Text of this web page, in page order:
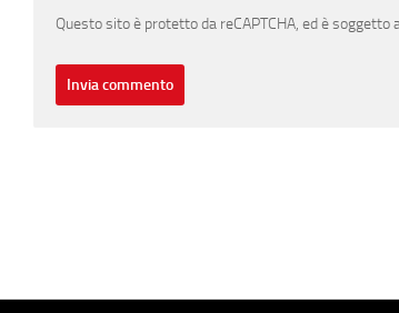
Questo sito è protetto da reCAPTCHA, ed è soggetto